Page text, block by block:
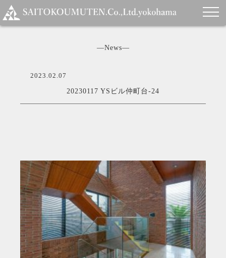
―News―
2023.02.07
20230117 YSビル仲町台-24